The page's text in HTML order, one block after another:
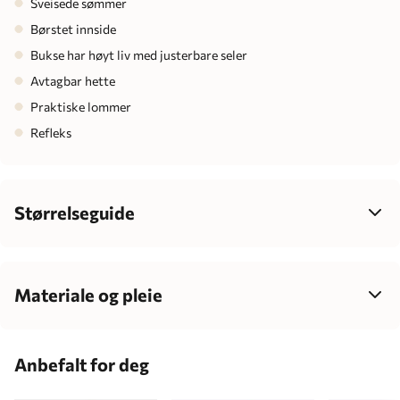
Sveisede sømmer
Børstet innside
Bukse har høyt liv med justerbare seler
Avtagbar hette
Praktiske lommer
Refleks
Størrelseguide
barnets individuelle vekst.
1-2 måneder 56 cm
Materiale og pleie
Anbefalt for deg